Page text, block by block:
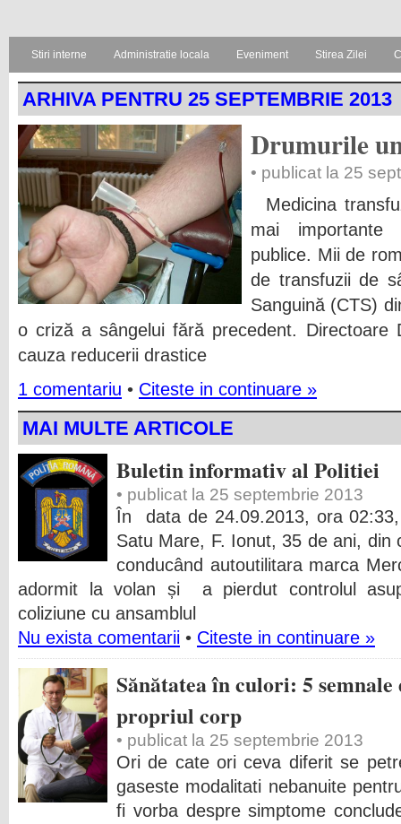
Stiri interne Administratie locala Eveniment Stirea Zilei
ARHIVA PENTRU 25 SEPTEMBRIE 2013
Drumurile
• publicat la 25
Medicina
mai importante
publice. Mii de
de transfuzii de
Sanguină (CTS)
o criză a sângelui fără precedent. Directoare
cauza reducerii drastice
1 comentariu • Citeste in continuare »
MAI MULTE ARTICOLE
Buletin informativ al Politiei
• publicat la 25 septembrie 2013
În data de 24.09.2013, ora
Satu Mare, F. Ionut, 35 de ani, din
conducând autoutilitara marca
adormit la volan și a pierdut controlul
coliziune cu ansamblul
Nu exista comentarii • Citeste in continuare »
Sănătatea în culori: 5
propriul corp
• publicat la 25 septembrie 2013
Ori de cate ori ceva diferit se
gaseste modalitati nebanuite
fi vorba despre simptome